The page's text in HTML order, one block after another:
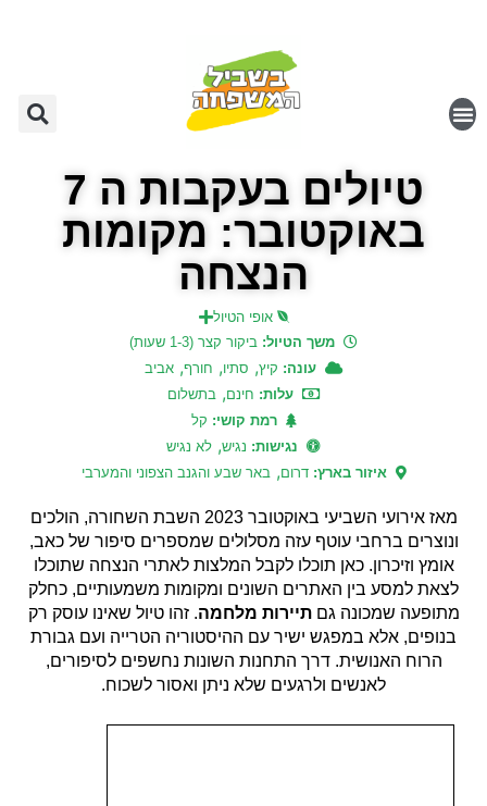
טיולים בעקבות ה 7
באוקטובר: מקומות
הנצחה
אופי הטיול
משך הטיול: ביקור קצר (1-3 שעות)
עונה: קיץ, סתיו, חורף, אביב
עלות: חינם, בתשלום
רמת קושי: קל
נגישות: נגיש, לא נגיש
איזור בארץ:דרום, באר שבע והגנב הצפוני והמערבי
מאז אירועי השביעי באוקטובר 2023 השבת השחורה, הולכים
ונוצרים ברחבי עוטף עזה מסלולים שמספרים סיפור של כאב,
אומץ וזיכרון. כאן תוכלו לקבל המלצות לאתרי הנצחה שתוכלו
לצאת למסע בין האתרים השונים ומקומות משמעותיים, כחלק
מתופעה שמכונה גםתיירות מלחמה. זהו טיול שאינו עוסק רק
בנופים, אלא במפגש ישיר עם ההיסטוריה הטרייה ועם גבורת
הרוח האנושית. דרך התחנות השונות נחשפים לסיפורים,
לאנשים ולרגעים שלא ניתן ואסור לשכוח.